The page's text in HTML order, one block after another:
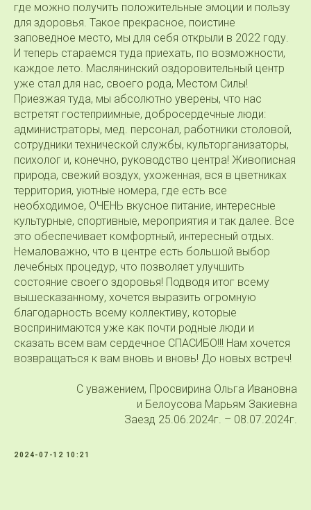
где можно получить положительные эмоции и пользу
для здоровья. Такое прекрасное, поистине
заповедное место, мы для себя открыли в 2022 году.
И теперь стараемся туда приехать, по возможности,
каждое лето. Маслянинский оздоровительный центр
уже стал для нас, своего рода, Местом Силы!
Приезжая туда, мы абсолютно уверены, что нас
встретят гостеприимные, добросердечные люди:
администраторы, мед. персонал, работники столовой,
сотрудники технической службы, культорганизаторы,
психолог и, конечно, руководство центра! Живописная
природа, свежий воздух, ухоженная, вся в цветниках
территория, уютные номера, где есть все
необходимое, ОЧЕНЬ вкусное питание, интересные
культурные, спортивные, мероприятия и так далее. Все
это обеспечивает комфортный, интересный отдых.
Немаловажно, что в центре есть большой выбор
лечебных процедур, что позволяет улучшить
состояние своего здоровья! Подводя итог всему
вышесказанному, хочется выразить огромную
благодарность всему коллективу, которые
воспринимаются уже как почти родные люди и
сказать всем вам сердечное СПАСИБО!!! Нам хочется
возвращаться к вам вновь и вновь! До новых встреч!
С уважением, Просвирина Ольга Ивановна
и Белоусова Марьям Закиевна
Заезд 25.06.2024г. – 08.07.2024г.
2024-07-12 10:21